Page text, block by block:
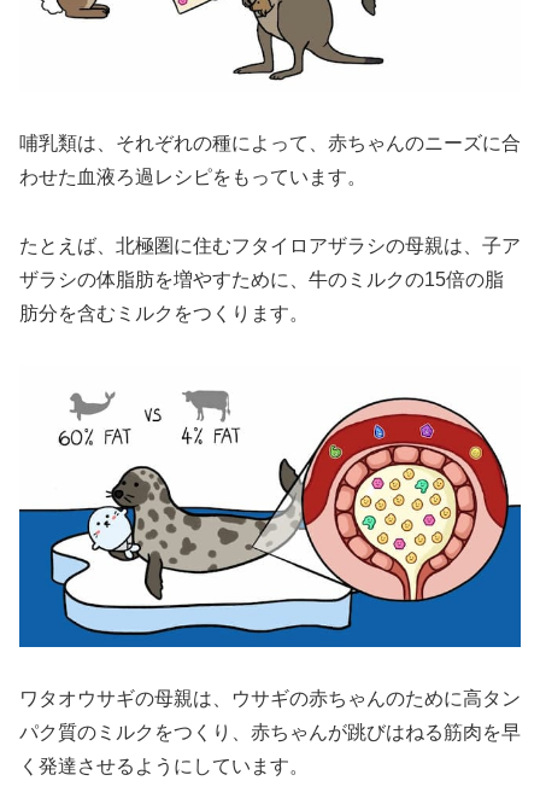
哺乳類は、それぞれの種によって、赤ちゃんのニーズに合
わせた血液ろ過レシピをもっています。
たとえば、北極圏に住むフタイロアザラシの母親は、子ア
ザラシの体脂肪を増やすために、牛のミルクの15倍の脂
肪分を含むミルクをつくります。
ワタオウサギの母親は、ウサギの赤ちゃんのために高タン
パク質のミルクをつくり、赤ちゃんが跳びはねる筋肉を早
く発達させるようにしています。